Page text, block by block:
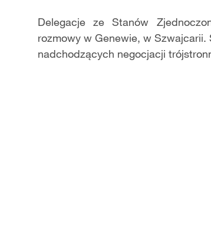
Delegacje ze Stanów
rozmowy w Genewie, w
nadchodzących negocjacji